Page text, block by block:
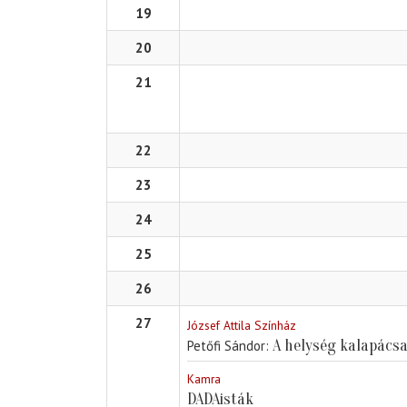
19
20
21
22
23
24
25
26
27
József Attila Színház
Petőfi Sándor A helység kalapácsa
Kamra
DADAisták